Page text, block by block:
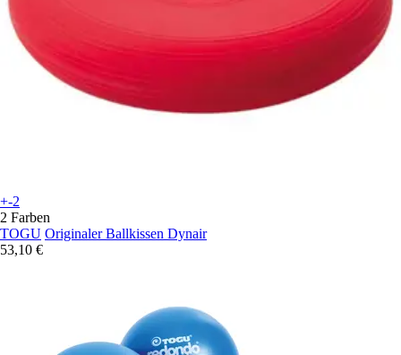
+-2
2 Farben
TOGU Originaler Ballkissen Dynair
53,10 €